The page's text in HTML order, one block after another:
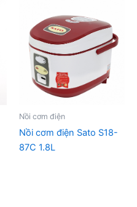
Nồi cơm điện
Nồi cơm điện Sato S18-
87C 1.8L